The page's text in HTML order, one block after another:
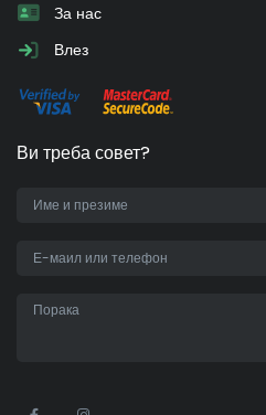
За нас
Влез
Ви треба совет?